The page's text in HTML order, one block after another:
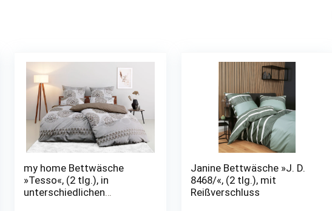
my home Bettwäsche
»Tesso«, (2 tlg.), in
unterschiedlichen
Janine Bettwäsche »J. D.
8468/«, (2 tlg.), mit
Reißverschluss